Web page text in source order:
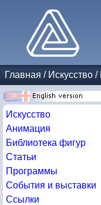
Главная / Искусство /
Искусство
Анимация
Библиотека фигур
Статьи
Программы
События и выставки
Ссылки